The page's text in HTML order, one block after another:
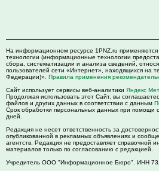
На информационном ресурсе 1PNZ.ru
технологии (информационные технологии
сбора, систематизации и анализа сведений,
пользователей сети «Интернет», находящихся на
Федерации)». Правила применения
Сайт использует сервисы веб-аналитики Яндекс
Продолжая использовать этот Сайт, вы
файлов и других данных в соответствии с данным
Срок обработки персональных данных при помощи
дней.
Редакция не несет ответственность за
опубликованной в рекламных объявлениях и
агентств. Редакция не предоставляет справочной
материалов только по согласованию с редакцией.
Учредитель ООО "Информационное Бюро". ИНН